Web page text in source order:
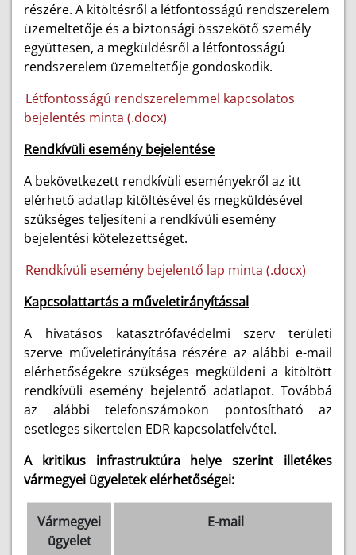
részére. A kitöltésről a létfontosságú rendszerelem
üzemeltetője és a biztonsági összekötő személy
együttesen, a megküldésről a létfontosságú
rendszerelem üzemeltetője gondoskodik.
Létfontosságú rendszerelemmel kapcsolatos
bejelentés minta (.docx)
Rendkívüli esemény bejelentése
A bekövetkezett rendkívüli eseményekről az itt
elérhető adatlap kitöltésével és megküldésével
szükséges teljesíteni a rendkívüli esemény
bejelentési kötelezettséget.
Rendkívüli esemény bejelentő lap minta (.docx)
Kapcsolattartás a műveletirányítással
A hivatásos katasztrófavédelmi szerv területi
szerve műveletirányítása részére az alábbi e-mail
elérhetőségekre szükséges megküldeni a kitöltött
rendkívüli esemény bejelentő adatlapot. Továbbá
az alábbi telefonszámokon pontosítható az
esetleges sikertelen EDR kapcsolatfelvétel.
A kritikus infrastruktúra helye szerint illetékes
vármegyei ügyeletek elérhetőségei:
Vármegyei
ügyelet
E-mail